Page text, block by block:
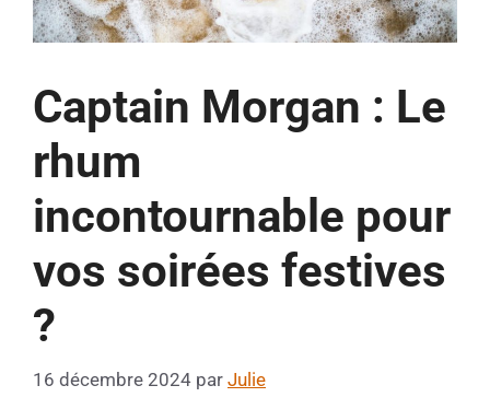
Captain Morgan : Le
rhum
incontournable pour
vos soirées festives
?
16 décembre 2024 par Julie